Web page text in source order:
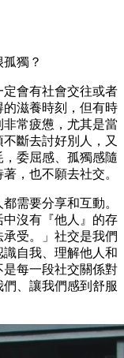
獨？
會有社會交往或者
的滋養時刻，但有時
常疲憊，尤其是當
斷去討好別人，又
委屈感、孤獨感隨
，也不願去社交。
需要分享和互動。
沒有『他人』的存
受。」社交是我們
自我、理解他人和
每一段社交關係對
、讓我們感到舒服